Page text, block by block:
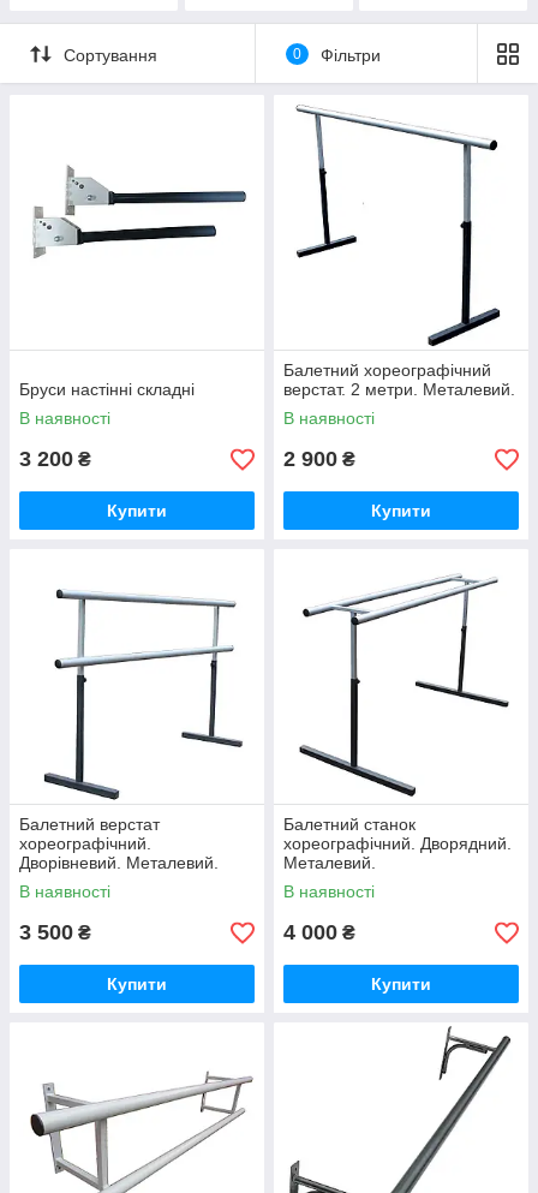
Сортування 0 Фільтри
Бруси настінні складні
В наявності
3 200 ₴
Купити
Балетний хореографічний
верстат. 2 метри. Металевий.
В наявності
2 900 ₴
Купити
Балетний верстат
хореографічний.
Дворівневий. Металевий.
В наявності
3 500 ₴
Купити
Балетний станок
хореографічний. Дворядний.
Металевий.
В наявності
4 000 ₴
Купити